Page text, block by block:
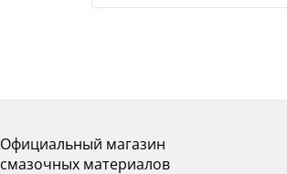
Официальный магазин
смазочных материалов